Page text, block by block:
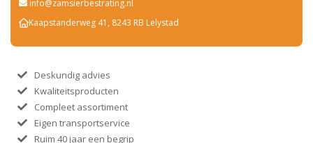
info@zamsierbestrating.nl
Kaapstanderweg 41, 8243 RB Lelystad
Deskundig advies
Kwaliteitsproducten
Compleet assortiment
Eigen transportservice
Ruim 40 jaar een begrip